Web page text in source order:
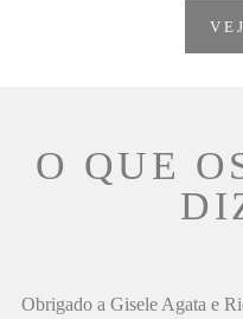
O QUE
Obrigado a Gisele Agata e